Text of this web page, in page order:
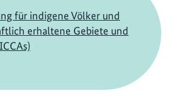
für indigene Völker und
erhaltene Gebiete und